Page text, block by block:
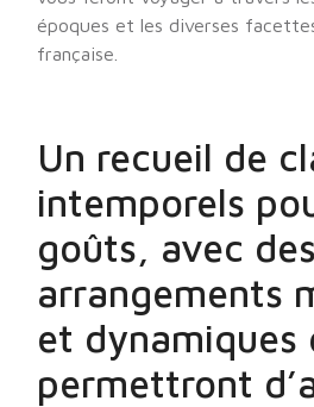
époques et les diverses
française.
Un recueil de
intemporels
goûts, avec des
arrangements
et dynamiques
permettront